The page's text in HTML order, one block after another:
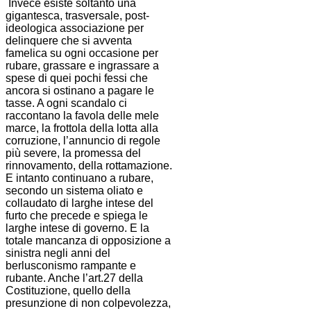
Invece esiste soltanto una
gigantesca, trasversale, post-
ideologica associazione per
delinquere che si avventa
famelica su ogni occasione per
rubare, grassare e ingrassare a
spese di quei pochi fessi che
ancora si ostinano a pagare le
tasse. A ogni scandalo ci
raccontano la favola delle mele
marce, la frottola della lotta alla
corruzione, l’annuncio di regole
più severe, la promessa del
rinnovamento, della rottamazione.
E intanto continuano a rubare,
secondo un sistema oliato e
collaudato di larghe intese del
furto che precede e spiega le
larghe intese di governo. E la
totale mancanza di opposizione a
sinistra negli anni del
berlusconismo rampante e
rubante. Anche l’art.27 della
Costituzione, quello della
presunzione di non colpevolezza,